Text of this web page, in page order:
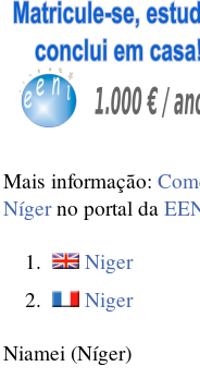
Mais informação:
Nígerno portal da
Niger
Niger
Niamei (Níger)